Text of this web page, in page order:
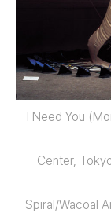
I Need You
Center,
Spiral/Wacoal